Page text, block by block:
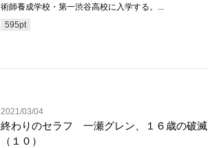
術師養成学校・第一渋谷高校に入学する。...
595pt
2021/03/04
終わりのセラフ 一瀬グレン、１６歳の破滅
（１０）